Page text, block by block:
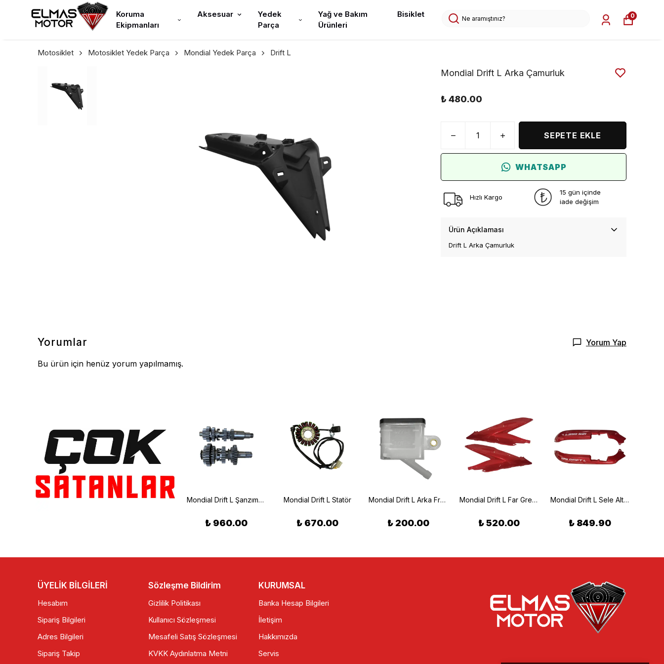
Koruma
Ekipmanları
Aksesuar
Yedek
Parça
Yağ ve Bakım
Ürünleri
Bisiklet 0
Motosiklet Motosiklet Yedek Parça Mondial Yedek Parça Drift L
Mondial Drift L Arka Çamurluk
₺ 480.00
SEPETE EKLE
WHATSAPP
Hızlı Kargo
15 gün içinde
iade değişim
Ürün Açıklaması
Drift L Arka Çamurluk
Yorumlar Yorum Yap
Bu ürün için henüz yorum yapılmamış.
Mondial Drift L Benzin Hortumu
Mondial
Mondial Drift L Şanzıman Komple
₺ 960.00
Mondial Drift L Statör
₺ 670.00
Mondial Drift L Arka Fren Hidrolik Deposu
₺ 200.00
Mondial Drift L Far Grenajı Sağ Sol Kırmızı
₺ 520.00
Mondial Drift L Sele Altı Grenaj Seti Sağ-Sol Kırmızı
₺ 849.90
ÜYELİK BİLGİLERİ
Hesabım
Sipariş Bilgileri
Adres Bilgileri
Sipariş Takip
Sözleşme Bildirim
Gizlilik Politikası
Kullanıcı Sözleşmesi
Mesafeli Satış Sözleşmesi
KVKK Aydınlatma Metni
KURUMSAL
Banka Hesap Bilgileri
İletişim
Hakkımızda
Servis